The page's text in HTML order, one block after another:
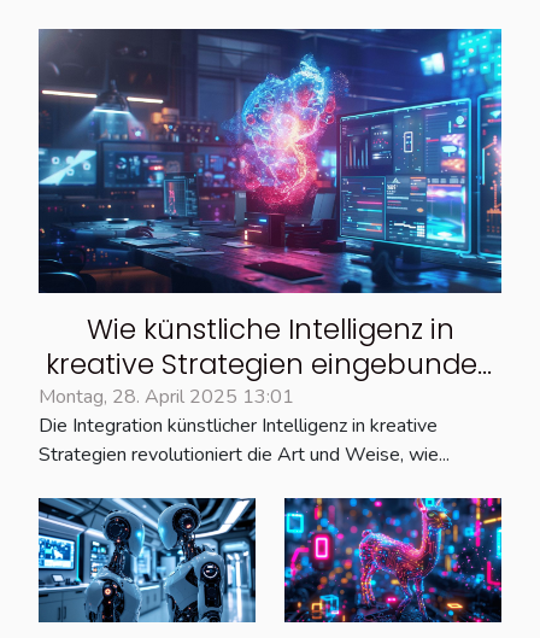
Wie künstliche Intelligenz in
kreative Strategien eingebunden
wird: Ein Gespräch mit einem
Branchenexperten
Montag, 28. April 2025 13:01
Die Integration künstlicher Intelligenz in kreative
Strategien revolutioniert die Art und Weise, wie...